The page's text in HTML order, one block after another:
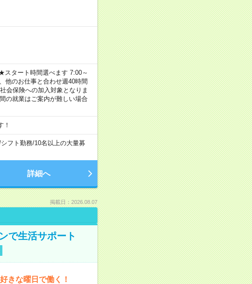
タート時間選べます 7:00～
他のお仕事と合わせ週40時間
会保険への加入対象となりま
の就業はご案内が難しい場合
！
シフト勤務/10名以上の大量募
詳細へ
掲載日：2026.08.07
で生活サポート
きな曜日で働く！